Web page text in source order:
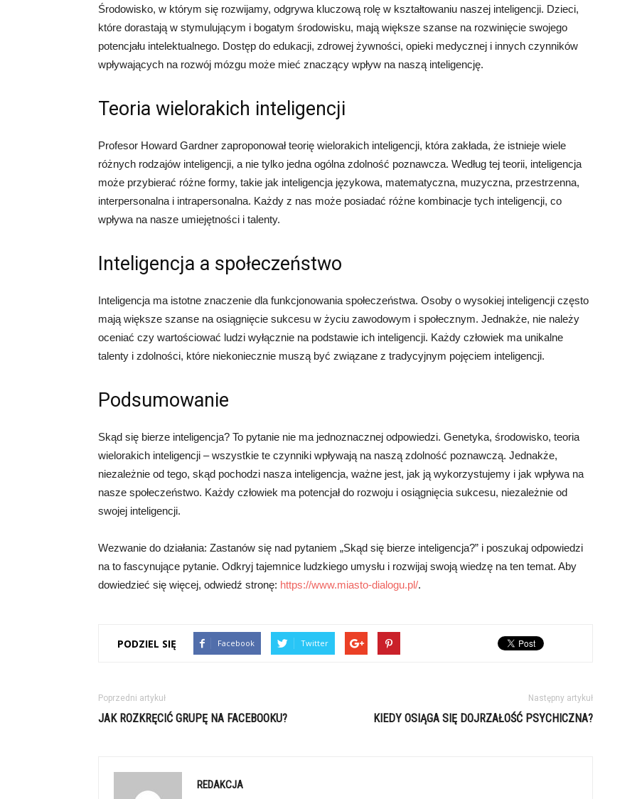
Środowisko, w którym się rozwijamy, odgrywa kluczową rolę w kształtowaniu naszej inteligencji. Dzieci,
które dorastają w stymulującym i bogatym środowisku, mają większe szanse na rozwinięcie swojego
potencjału intelektualnego. Dostęp do edukacji, zdrowej żywności, opieki medycznej i innych czynników
wpływających na rozwój mózgu może mieć znaczący wpływ na naszą inteligencję.
Teoria wielorakich inteligencji
Profesor Howard Gardner zaproponował teorię wielorakich inteligencji, która zakłada, że istnieje wiele
różnych rodzajów inteligencji, a nie tylko jedna ogólna zdolność poznawcza. Według tej teorii, inteligencja
może przybierać różne formy, takie jak inteligencja językowa, matematyczna, muzyczna, przestrzenna,
interpersonalna i intrapersonalna. Każdy z nas może posiadać różne kombinacje tych inteligencji, co
wpływa na nasze umiejętności i talenty.
Inteligencja a społeczeństwo
Inteligencja ma istotne znaczenie dla funkcjonowania społeczeństwa. Osoby o wysokiej inteligencji często
mają większe szanse na osiągnięcie sukcesu w życiu zawodowym i społecznym. Jednakże, nie należy
oceniać czy wartościować ludzi wyłącznie na podstawie ich inteligencji. Każdy człowiek ma unikalne
talenty i zdolności, które niekoniecznie muszą być związane z tradycyjnym pojęciem inteligencji.
Podsumowanie
Skąd się bierze inteligencja? To pytanie nie ma jednoznacznej odpowiedzi. Genetyka, środowisko, teoria
wielorakich inteligencji – wszystkie te czynniki wpływają na naszą zdolność poznawczą. Jednakże,
niezależnie od tego, skąd pochodzi nasza inteligencja, ważne jest, jak ją wykorzystujemy i jak wpływa na
nasze społeczeństwo. Każdy człowiek ma potencjał do rozwoju i osiągnięcia sukcesu, niezależnie od
swojej inteligencji.
Wezwanie do działania: Zastanów się nad pytaniem „Skąd się bierze inteligencja?” i poszukaj odpowiedzi
na to fascynujące pytanie. Odkryj tajemnice ludzkiego umysłu i rozwijaj swoją wiedzę na ten temat. Aby
dowiedzieć się więcej, odwiedź stronę: https://www.miasto-dialogu.pl/.
PODZIEL SIĘ Facebook Twitter
Poprzedni artykuł
JAK ROZKRĘCIĆ GRUPĘ NA FACEBOOKU?
Następny artykuł
KIEDY OSIĄGA SIĘ DOJRZAŁOŚĆ PSYCHICZNA?
REDAKCJA